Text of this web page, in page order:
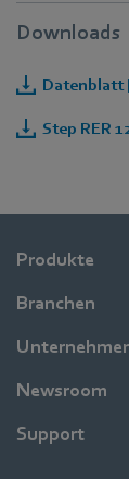
Downloads
Datenblatt
Step RER
Produkte
Branchen
Newsroom
Support